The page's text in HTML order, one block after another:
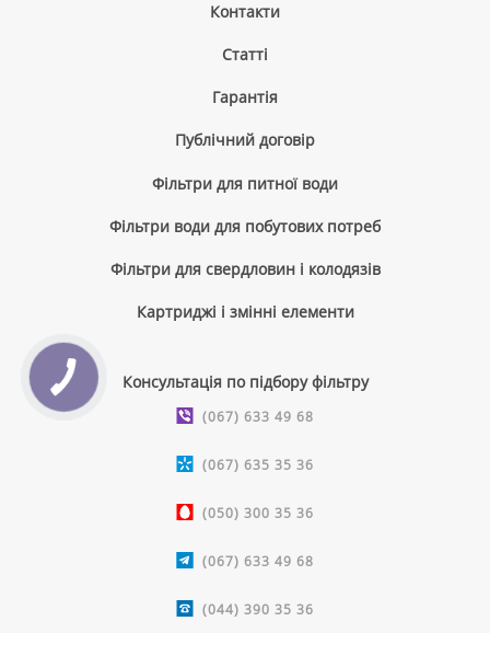
Контакти
Cтатті
Гарантія
Публічний договір
Фільтри для питної води
Фільтри води для побутових потреб
Фільтри для свердловин і колодязів
Картриджі і змінні елементи
Консультація по підбору фільтру
(067) 633 49 68
(067) 635 35 36
(050) 300 35 36
(067) 633 49 68
(044) 390 35 36